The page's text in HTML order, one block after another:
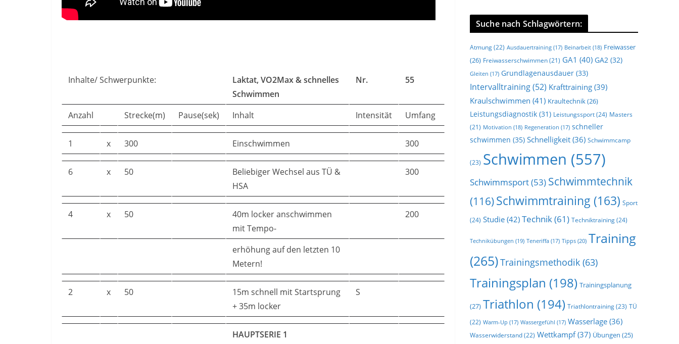
Inhalte/ Schwerpunkte:
Laktat, VO2Max & schnelles
Schwimmen
Nr. 55
Anzahl Strecke(m) Pause(sek) Inhalt Intensität Umfang
1 x 300 Einschwimmen 300
6 x 50
Beliebiger Wechsel aus TÜ &
HSA
300
4 x 50
40m locker anschwimmen
mit Tempo-
200
erhöhung auf den letzten 10
Metern!
2 x 50
15m schnell mit Startsprung
+ 35m locker
S
HAUPTSERIE 1
Suche nach Schlagwörtern:
Atmung(22) Ausdauertraining (17) Beinarbeit (18) Freiwasser
(26) Freiwasserschwimmen (21) GA1 (40) GA2 (32)
Gleiten (17) Grundlagenausdauer (33)
Intervalltraining(52) Krafttraining (39)
Kraulschwimmen (41) Kraultechnik(26)
Leistungsdiagnostik (31) Leistungssport(24) Masters
(21) Motivation (18) Regeneration (17) schneller
schwimmen (35) Schnelligkeit (36) Schwimmcamp
(23) Schwimmen (557)
Schwimmsport(53) Schwimmtechnik
(116)Schwimmtraining (163) Sport
(24) Studie (42) Technik(61) Techniktraining(24)
Technikübungen (19) Teneriffa (17) Tipps (20) Training
(265)Trainingsmethodik (63)
Trainingsplan (198) Trainingsplanung
(27) Triathlon (194) Triathlontraining(23) TÜ
(22) Warm-Up (17) Wassergefühl (17) Wasserlage (36)
Wasserwiderstand(22) Wettkampf(37) Übungen (25)